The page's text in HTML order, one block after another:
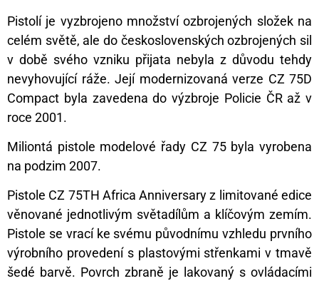
Pistolí je vyzbrojeno množství ozbrojených složek na
celém světě, ale do československých ozbrojených sil
v době svého vzniku přijata nebyla z důvodu tehdy
nevyhovující ráže. Její modernizovaná verze CZ 75D
Compact byla zavedena do výzbroje Policie ČR až v
roce 2001.
Miliontá pistole modelové řady CZ 75 byla vyrobena
na podzim 2007.
Pistole CZ 75TH Africa Anniversary z limitované edice
věnované jednotlivým světadílům a klíčovým zemím.
Pistole se vrací ke svému původnímu vzhledu prvního
výrobního provedení s plastovými střenkami v tmavě
šedé barvě. Povrch zbraně je lakovaný s ovládacími